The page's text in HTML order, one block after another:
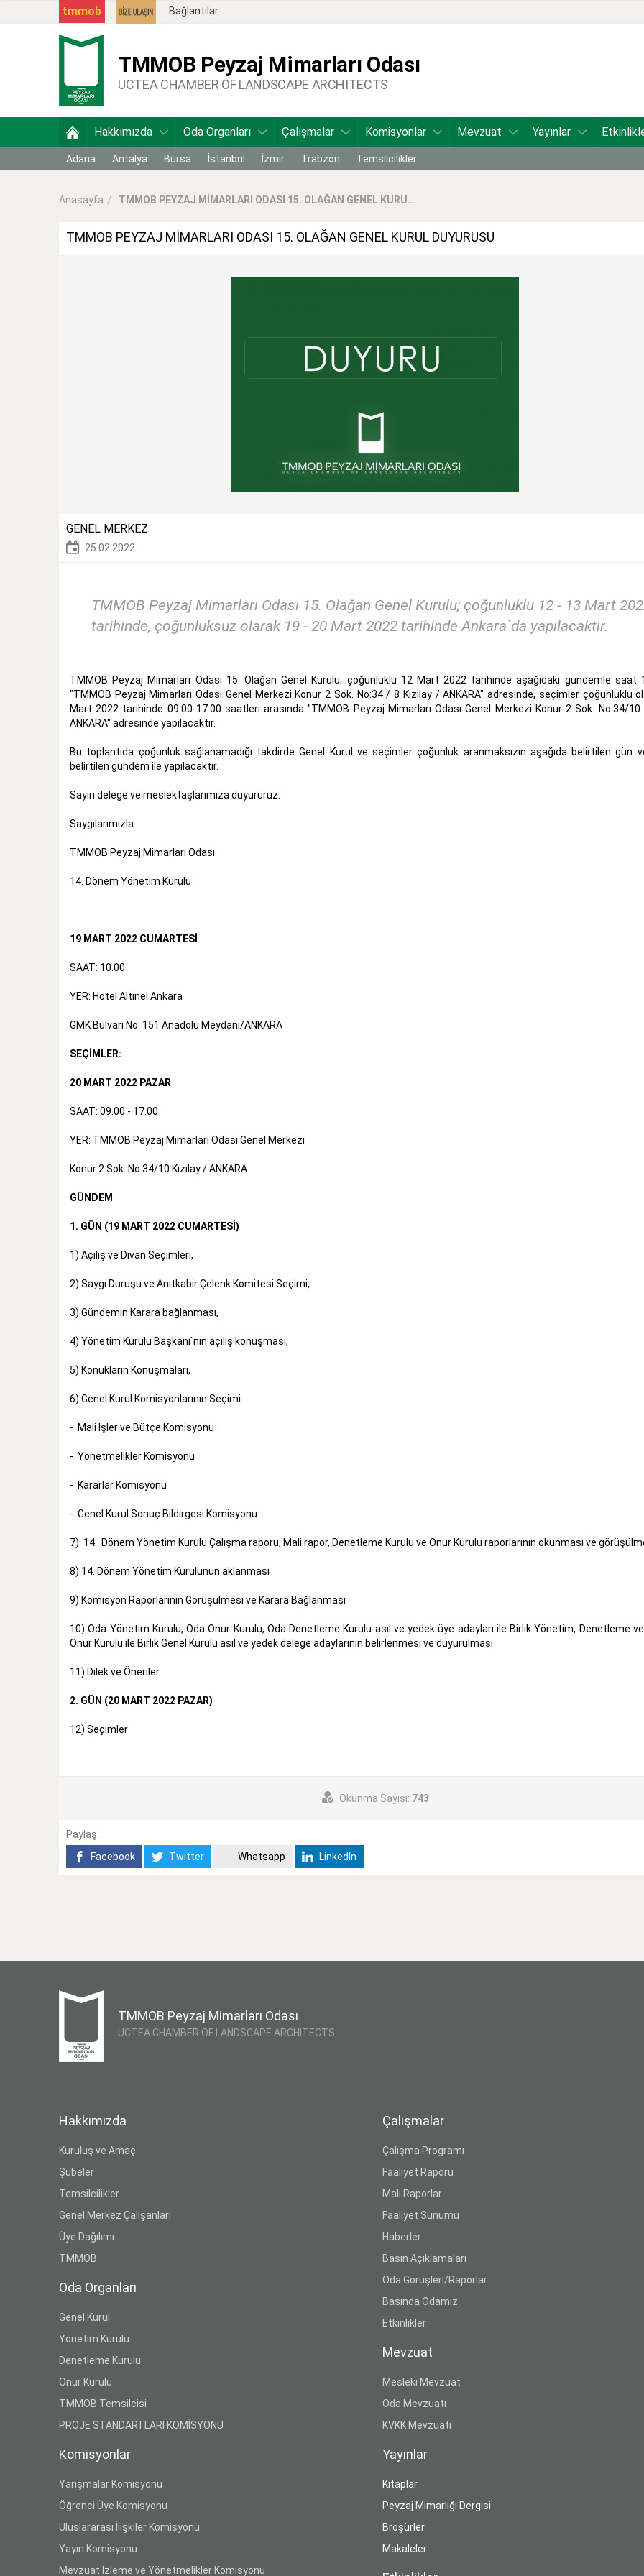
Bağlantılar
tmmob
TMMOB Peyzaj Mimarları Odası
UCTEA CHAMBER OF LANDSCAPE ARCHITECTS
Hakkımızda Oda Organları Çalışmalar Komisyonlar Mevzuat Yayınlar
Adana Antalya Bursa İstanbul İzmir Trabzon Temsilcilikler
Anasayfa TMMOB PEYZAJ MİMARLARI ODASI 15. OLAĞAN GENEL KURU...
TMMOB PEYZAJ MİMARLARI ODASI 15. OLAĞAN GENEL KURUL DUYURUSU
GENEL MERKEZ
25.02.2022
TMMOB Peyzaj Mimarları Odası 15. Olağan Genel Kurulu; çoğunluklu 12 - 13 Mart
tarihinde, çoğunluksuz olarak 19 - 20 Mart 2022 tarihinde Ankara`da yapılacaktır.
TMMOB Peyzaj Mimarları Odası 15. Olağan Genel Kurulu; çoğunluklu 12 Mart 2022 tarihinde aşağıdaki gündemle saat
"TMMOB Peyzaj Mimarları Odası Genel Merkezi Konur 2 Sok. No:34 / 8 Kızılay / ANKARA" adresinde, seçimler çoğunluklu
Mart 2022 tarihinde 09:00-17:00 saatleri arasında "TMMOB Peyzaj Mimarları Odası Genel Merkezi Konur 2 Sok. No:34/10
ANKARA" adresinde yapılacaktır.
Bu toplantıda çoğunluk sağlanamadığı takdirde Genel Kurul ve seçimler çoğunluk aranmaksızın aşağıda belirtilen gün
belirtilen gündem ile yapılacaktır.
Sayın delege ve meslektaşlarımıza duyururuz.
Saygılarımızla
TMMOB Peyzaj Mimarları Odası
14. Dönem Yönetim Kurulu
19 MART 2022 CUMARTESİ
SAAT: 10.00
YER: Hotel Altınel Ankara
GMK Bulvarı No: 151 Anadolu Meydanı/ANKARA
SEÇİMLER:
20 MART 2022 PAZAR
SAAT: 09.00 - 17.00
YER: TMMOB Peyzaj Mimarları Odası Genel Merkezi
Konur 2 Sok. No:34/10 Kızılay / ANKARA
GÜNDEM
1. GÜN (19 MART 2022 CUMARTESİ)
1) Açılış ve Divan Seçimleri,
2) Saygı Duruşu ve Anıtkabir Çelenk Komitesi Seçimi,
3) Gündemin Karara bağlanması,
4) Yönetim Kurulu Başkanı`nın açılış konuşması,
5) Konukların Konuşmaları,
6) Genel Kurul Komisyonlarının Seçimi
- Mali İşler ve Bütçe Komisyonu
- Yönetmelikler Komisyonu
- Kararlar Komisyonu
- Genel Kurul Sonuç Bildirgesi Komisyonu
7) 14. Dönem Yönetim Kurulu Çalışma raporu, Mali rapor, Denetleme Kurulu ve Onur Kurulu raporlarının okunması ve
8) 14. Dönem Yönetim Kurulunun aklanması
9) Komisyon Raporlarının Görüşülmesi ve Karara Bağlanması
10) Oda Yönetim Kurulu, Oda Onur Kurulu, Oda Denetleme Kurulu asıl ve yedek üye adayları ile Birlik Yönetim, Denetleme
Onur Kurulu ile Birlik Genel Kurulu asıl ve yedek delege adaylarının belirlenmesi ve duyurulması
11) Dilek ve Öneriler
2. GÜN (20 MART 2022 PAZAR)
12) Seçimler
Okunma Sayısı: 743
Paylaş:
Facebook
Twitter Whatsapp LinkedIn
TMMOB Peyzaj Mimarları Odası
UCTEA CHAMBER OF LANDSCAPE ARCHITECTS
Hakkımızda
Kuruluş ve Amaç
Şubeler
Temsilcilikler
Genel Merkez Çalışanları
Üye Dağılımı
TMMOB
Oda Organları
Genel Kurul
Yönetim Kurulu
Denetleme Kurulu
Onur Kurulu
TMMOB Temsilcisi
PROJE STANDARTLARI KOMİSYONU
Komisyonlar
Yarışmalar Komisyonu
Öğrenci Üye Komisyonu
Uluslararası İlişkiler Komisyonu
Yayın Komisyonu
Mevzuat İzleme ve Yönetmelikler Komisyonu
Çalışmalar
Çalışma Programı
Faaliyet Raporu
Mali Raporlar
Faaliyet Sunumu
Haberler
Basın Açıklamaları
Oda Görüşleri/Raporlar
Basında Odamız
Etkinlikler
Mevzuat
Mesleki Mevzuat
Oda Mevzuatı
KVKK Mevzuatı
Yayınlar
Kitaplar
Peyzaj Mimarlığı Dergisi
Broşürler
Makaleler